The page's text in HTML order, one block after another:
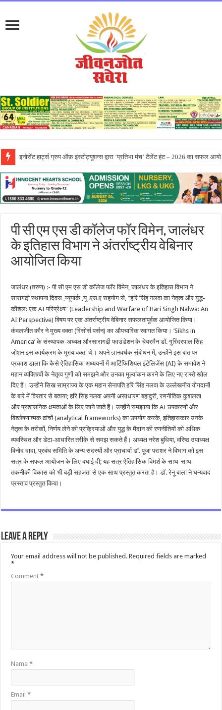
सीटी ग्रुप ने पांच दिवसीय आरंभ 2026 कार्येक्रम का भव्य समापन किया
पी सी एम एस डी कॉलेज फॉर विमेन, जालंधर
के इतिहास विभाग ने अंतर्राष्ट्रीय वेबिनार
आयोजित किया
जालंधर (तरुण) :- पी सी एम एस डी कॉलेज फॉर विमेन, जालंधर के इतिहास विभाग ने
सारागढी़ स्थापना दिवस ,न्यूयार्क ,यू .एस.ए सहयोग से, “हरि सिंह नलवा का नेतृत्व और युद्ध-
कौशल: एक AI परिप्रेक्ष्य” (Leadership and Warfare of Hari Singh Nalwa: An
AI Perspective) विषय पर एक अंतर्राष्ट्रीय वेबिनार सफलतापूर्वक आयोजित किया।
कंवलजीत कौर ने मुख्य वक्ता (रिसोर्स पर्सन) का औपचारिक स्वागत किया। ‘Sikhs in
America’ के संस्थापक-अध्यक्ष औरसारागढी़ फाउंडेशन के चेयरमैन डॉ. गुरिंदरपाल सिंह
जोशन इस कार्यक्रम के मुख्य वक्ता थे। अपने ज्ञानवर्धक संबोधन में, उन्होंने इस बात पर
प्रकाश डाला कि कैसे ऐतिहासिक अध्ययनों में आर्टिफिशियल इंटेलिजेंस (AI) के समावेश ने
महान व्यक्तित्वों के नेतृत्व गुणों को समझने और उनका मूल्यांकन करने के लिए नए रास्ते खोल
दिए हैं। उन्होंने सिख साम्राज्य के एक महान सेनापति हरि सिंह नलवा के उल्लेखनीय योगदानों
के बारे में विस्तार से बताया; हरि सिंह नलवा अपनी असाधारण बहादुरी, रणनीतिक कुशलता
और प्रशासनिक क्षमताओं के लिए जाने जाते हैं। उन्होंने समझाया कि AI उपकरणों और
विश्लेषणात्मक ढांचों (analytical frameworks) का उपयोग करके, इतिहासकार उनके
नेतृत्व के तरीकों, निर्णय लेने की प्रक्रियाओं और युद्ध के मैदान की रणनीतियों को अधिक
व्यवस्थित और डेटा-आधारित तरीके से समझ सकते हैं। अध्यक्ष नरेश बुधिया, वरिष्ठ उपाध्यक्ष
विनोद दादा, प्रबंध समिति के अन्य सदस्यों और प्राचार्या डॉ. पूजा पराशर ने विभाग को इस
सत्र के सफल आयोजन के लिए बधाई दी; यह सत्र ऐतिहासिक विमर्श के साथ-साथ
तकनीकी विकास को भी बड़ी सहजता से एक साथ प्रस्तुत करता है। डॉ. रेनू बाला ने धन्यवाद
प्रस्ताव प्रस्तुत किया।
Leave a Reply
Your email address will not be published. Required fields are marked
*
Comment*
Name*
Email*